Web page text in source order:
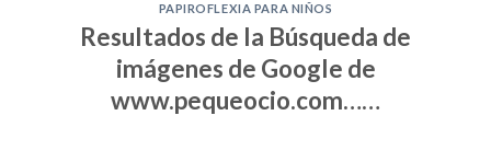
PAPIROFLEXIA PARA NIÑOS
Resultados de la Búsqueda de
imágenes de Google de
www.pequeocio.com……